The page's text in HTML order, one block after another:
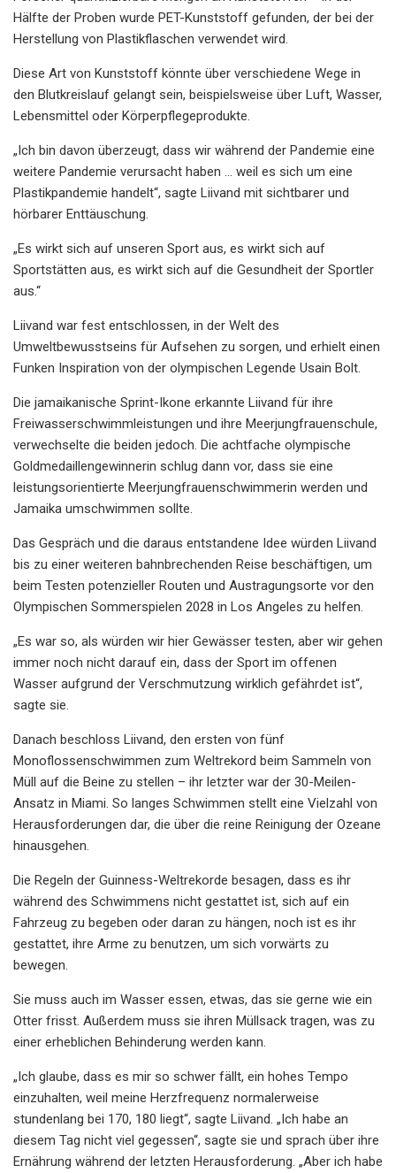
Hälfte der Proben wurde PET-Kunststoff gefunden, der bei der
Herstellung von Plastikflaschen verwendet wird.
Diese Art von Kunststoff könnte über verschiedene Wege in
den Blutkreislauf gelangt sein, beispielsweise über Luft, Wasser,
Lebensmittel oder Körperpflegeprodukte.
„Ich bin davon überzeugt, dass wir während der Pandemie eine
weitere Pandemie verursacht haben … weil es sich um eine
Plastikpandemie handelt“, sagte Liivand mit sichtbarer und
hörbarer Enttäuschung.
„Es wirkt sich auf unseren Sport aus, es wirkt sich auf
Sportstätten aus, es wirkt sich auf die Gesundheit der Sportler
aus.“
Liivand war fest entschlossen, in der Welt des
Umweltbewusstseins für Aufsehen zu sorgen, und erhielt einen
Funken Inspiration von der olympischen Legende Usain Bolt.
Die jamaikanische Sprint-Ikone erkannte Liivand für ihre
Freiwasserschwimmleistungen und ihre Meerjungfrauenschule,
verwechselte die beiden jedoch. Die achtfache olympische
Goldmedaillengewinnerin schlug dann vor, dass sie eine
leistungsorientierte Meerjungfrauenschwimmerin werden und
Jamaika umschwimmen sollte.
Das Gespräch und die daraus entstandene Idee würden Liivand
bis zu einer weiteren bahnbrechenden Reise beschäftigen, um
beim Testen potenzieller Routen und Austragungsorte vor den
Olympischen Sommerspielen 2028 in Los Angeles zu helfen.
„Es war so, als würden wir hier Gewässer testen, aber wir gehen
immer noch nicht darauf ein, dass der Sport im offenen
Wasser aufgrund der Verschmutzung wirklich gefährdet ist“,
sagte sie.
Danach beschloss Liivand, den ersten von fünf
Monoflossenschwimmen zum Weltrekord beim Sammeln von
Müll auf die Beine zu stellen – ihr letzter war der 30-Meilen-
Ansatz in Miami. So langes Schwimmen stellt eine Vielzahl von
Herausforderungen dar, die über die reine Reinigung der Ozeane
hinausgehen.
Die Regeln der Guinness-Weltrekorde besagen, dass es ihr
während des Schwimmens nicht gestattet ist, sich auf ein
Fahrzeug zu begeben oder daran zu hängen, noch ist es ihr
gestattet, ihre Arme zu benutzen, um sich vorwärts zu
bewegen.
Sie muss auch im Wasser essen, etwas, das sie gerne wie ein
Otter frisst. Außerdem muss sie ihren Müllsack tragen, was zu
einer erheblichen Behinderung werden kann.
„Ich glaube, dass es mir so schwer fällt, ein hohes Tempo
einzuhalten, weil meine Herzfrequenz normalerweise
stundenlang bei 170, 180 liegt“, sagte Liivand. „Ich habe an
diesem Tag nicht viel gegessen“, sagte sie und sprach über ihre
Ernährung während der letzten Herausforderung. „Aber ich habe